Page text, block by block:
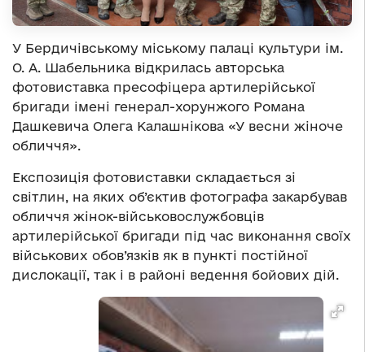
У Бердичівському міському палаці культури ім.
О. А. Шабельника відкрилась авторська
фотовиставка пресофіцера артилерійської
бригади імені генерал-хорунжого Романа
Дашкевича Олега Калашнікова «У весни жіноче
обличчя».
Експозиція фотовиставки складається зі
світлин, на яких об’єктив фотографа закарбував
обличчя жінок-військовослужбовців
артилерійської бригади під час виконання своїх
військових обов’язків як в пункті постійної
дислокації, так і в районі ведення бойових дій.